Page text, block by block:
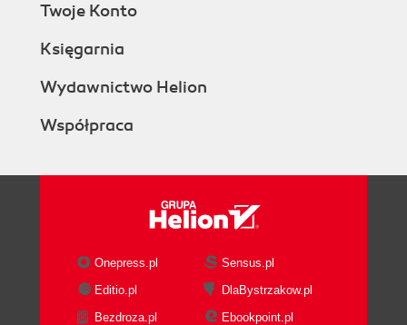
Twoje Konto
Księgarnia
Wydawnictwo Helion
Współpraca
Onepress.pl
Sensus.pl
Editio.pl
DlaBystrzakow.pl
Bezdroza.pl
Ebookpoint.pl